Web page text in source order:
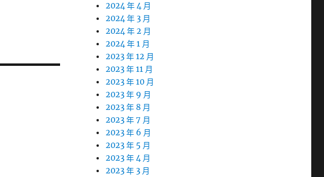
2024 年 4 月
2024 年 3 月
2024 年 2 月
2024 年 1 月
2023 年 12 月
2023 年 11 月
2023 年 10 月
2023 年 9 月
2023 年 8 月
2023 年 7 月
2023 年 6 月
2023 年 5 月
2023 年 4 月
2023 年 3 月